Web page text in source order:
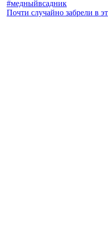
Почти случайно забрели в эт